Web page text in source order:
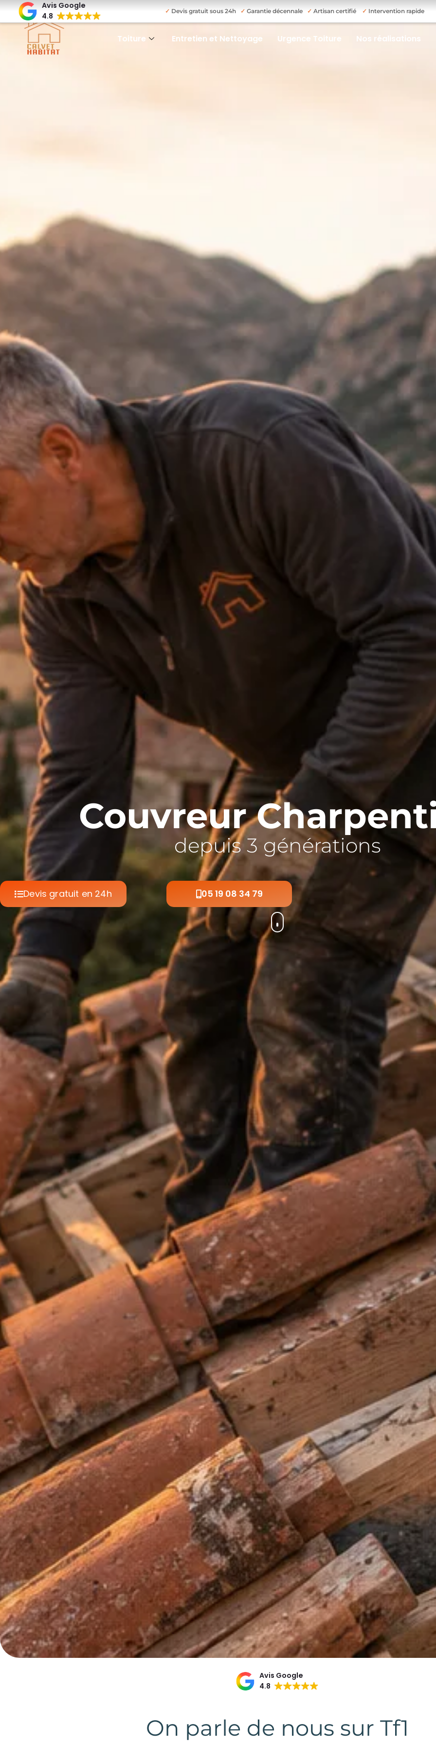
Toiture Entretien et Nettoyage Urgence Toiture Nos réalisations
Avis Google
4.8
✓ Devis gratuit sous 24h ✓ Garantie décennale ✓ Artisan certifié ✓ Intervention rapide
Couvreur
depuis 3 générations
Devis gratuit en 24h 05 19 08 34 79
Avis Google
4.8
On parle de nous sur Tf1